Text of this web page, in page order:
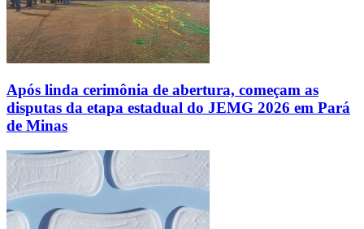
Após linda cerimônia de abertura, começam as
disputas da etapa estadual do JEMG 2026 em Pará
de Minas